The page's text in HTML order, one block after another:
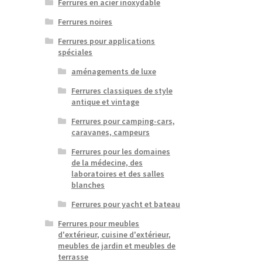
Ferrures en acier inoxydable
Ferrures noires
Ferrures pour applications
spéciales
aménagements de luxe
Ferrures classiques de style
antique et vintage
Ferrures pour camping-cars,
caravanes, campeurs
Ferrures pour les domaines
de la médecine, des
laboratoires et des salles
blanches
Ferrures pour yacht et bateau
Ferrures pour meubles
d'extérieur, cuisine d'extérieur,
meubles de jardin et meubles de
terrasse